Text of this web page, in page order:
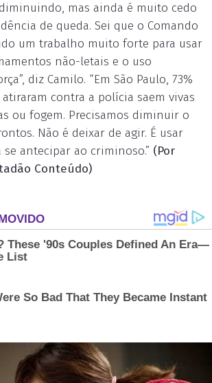
diminuindo, mas ainda é muito cedo
de queda. Sei que o Comando
um trabalho muito forte para usar
não-letais e o uso
diz Camilo. “Em São Paulo, 73%
atiraram contra a polícia saem vivas
ou fogem. Precisamos diminuir o
Não é deixar de agir. É usar
antecipar ao criminoso.” (Por
Conteúdo)